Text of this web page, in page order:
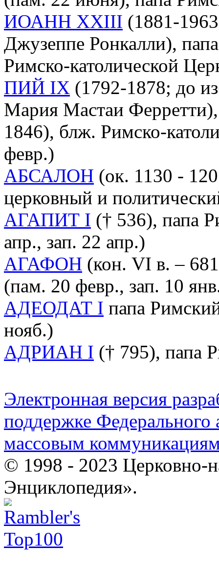
ИОАНН XXIII (1881-
Джузеппе Ронкалли),
Римско-католической
ПИЙ IX (1792-1878; до
Мария Мастаи
1846), блж. Римско-
февр.)
АБСАЛОН (ок. 1130 -
церковный и
АГАПИТ I († 536), папа
апр., зап. 22 апр.)
АГАФОН (кон. VI в. –
(пам. 20 февр., зап. 10
АДЕОДАТ I папа
нояб.)
АДРИАН I († 795), папа
Электронная версия
поддержке Федерального
массовым
© 1998 - 2023 Церковно-
Энциклопедия».